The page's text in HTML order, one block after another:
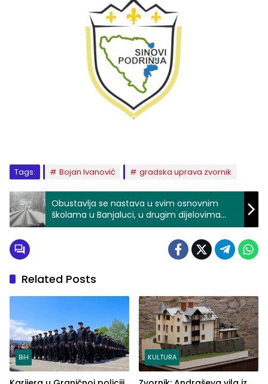
Tags: Bojan Ivanović gradska uprava zvornik
Obustavlja se nastava u svim osnovnim
školama u Banjaluci, u drugim dijelovima
direktori donose odluku o obustavi nastave
Related Posts
BiH KULTURA